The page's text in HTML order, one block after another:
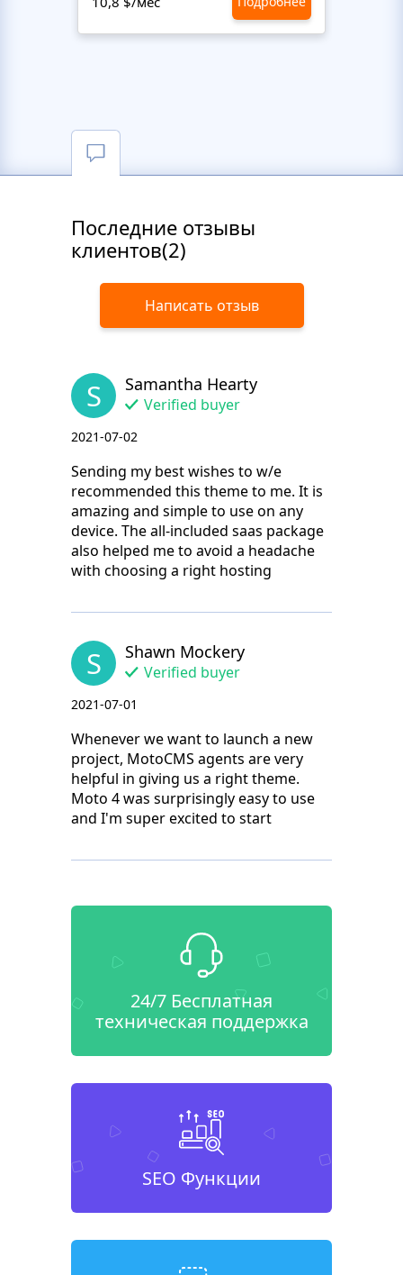
Последние отзывы
клиентов(2)
Написать отзыв
S Samantha Hearty
Verified buyer
2021-07-02
Sending my best wishes to w/e
recommended this theme to me. It is
amazing and simple to use on any
device. The all-included saas package
also helped me to avoid a headache
with choosing a right hosting
S Shawn Mockery
Verified buyer
2021-07-01
Whenever we want to launch a new
project, MotoCMS agents are very
helpful in giving us a right theme.
Moto 4 was surprisingly easy to use
and I'm super excited to start
24/7 Бесплатная
техническая поддержка
SEO Функции